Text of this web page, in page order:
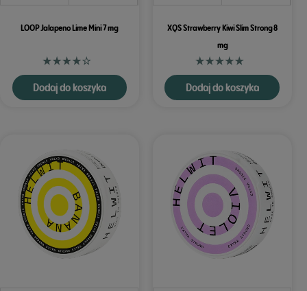
LOOP Jalapeno Lime Mini 7 mg
Dodaj do koszyka
XQS Strawberry Kiwi Slim Strong 8
mg
Dodaj do koszyka